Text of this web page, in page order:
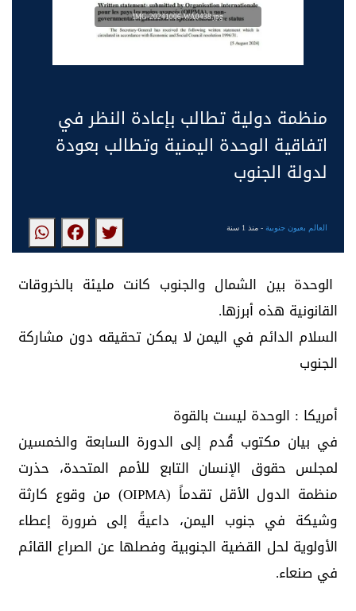
IMG-20241006-WA0438.jpg
منظمة دولية تطالب بإعادة النظر في
اتفاقية الوحدة اليمنية وتطالب بعودة
لدولة الجنوب
العالم بعيون جنوبية- منذ 1 سنة
الوحدة بين الشمال والجنوب كانت مليئة بالخروقات
القانونية هذه أبرزها.
السلام الدائم في اليمن لا يمكن تحقيقه دون مشاركة
الجنوب
أمريكا : الوحدة ليست بالقوة
في بيان مكتوب قُدم إلى الدورة السابعة والخمسين
لمجلس حقوق الإنسان التابع للأمم المتحدة، حذرت
منظمة الدول الأقل تقدماً (OIPMA) من وقوع كارثة
وشيكة في جنوب اليمن، داعيةً إلى ضرورة إعطاء
الأولوية لحل القضية الجنوبية وفصلها عن الصراع القائم
في صنعاء.